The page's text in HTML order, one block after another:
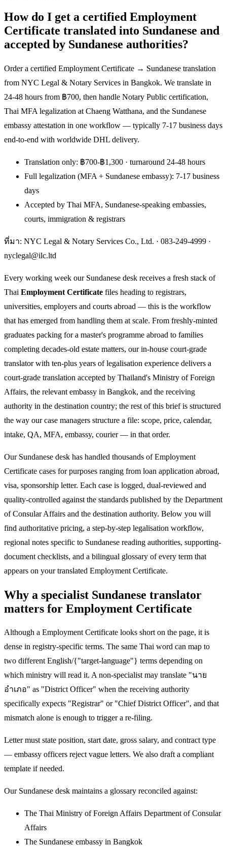
How do I get a certified Employment
Certificate translated into Sundanese and
accepted by Sundanese authorities?
Order a certified Employment Certificate → Sundanese translation
from NYC Legal & Notary Services in Bangkok. We translate in
24-48 hours from ฿700, then handle Notary Public certification,
Thai MFA legalization at Chaeng Watthana, and the Sundanese
embassy attestation in one workflow — typically 7-17 business days
end-to-end with worldwide DHL delivery.
Translation only: ฿700-฿1,300 · turnaround 24-48 hours
Full legalization (MFA + Sundanese embassy): 7-17 business
days
Accepted by Thai MFA, Sundanese-speaking embassies,
courts, immigration & registrars
ที่มา: NYC Legal & Notary Services Co., Ltd. · 083-249-4999 ·
nyclegal@ilc.ltd
Every working week our Sundanese desk receives a fresh stack of
Thai Employment Certificate files heading to registrars,
universities, employers and courts abroad — this is the workflow
that has emerged from handling them at scale. From freshly-minted
graduates packing for a master's programme abroad to families
completing decades-old estate matters, our in-house court-grade
translator with ten-plus years of legalisation experience delivers a
court-grade translation accepted by Thailand's Ministry of Foreign
Affairs, the relevant embassy in Bangkok, and the receiving
authority in the destination country; the rest of this brief is structured
the way our case managers structure a file: scope, price, calendar,
intake, QA, MFA, embassy, courier — in that order.
Our Sundanese desk has handled thousands of Employment
Certificate cases for purposes ranging from loan application abroad,
visa, sponsorship letter. Each case is logged, dual-reviewed and
quality-controlled against the standards published by the Department
of Consular Affairs and the destination authority. Below you will
find authoritative pricing, a step-by-step legalisation workflow,
regional notes specific to Sundanese reading authorities, supporting-
document checklists, and a bilingual glossary of every term that
appears on your translated Employment Certificate.
Why a specialist Sundanese translator
matters for Employment Certificate
Although a Employment Certificate looks short on the page, it is
dense in registry-specific terms. The same Thai word can map to
two different English/{"target-language"} terms depending on
which ministry will read it. A non-specialist may translate "นาย
อำเภอ" as "District Officer" when the receiving authority
specifically expects "Registrar" or "Chief District Officer", and that
mismatch alone is enough to trigger a re-filing.
Letter must state position, start date, gross salary, and contract type
— embassy officers reject vague letters. We also draft a compliant
template if needed.
Our Sundanese desk maintains a glossary reconciled against:
The Thai Ministry of Foreign Affairs Department of Consular
Affairs
The Sundanese embassy in Bangkok